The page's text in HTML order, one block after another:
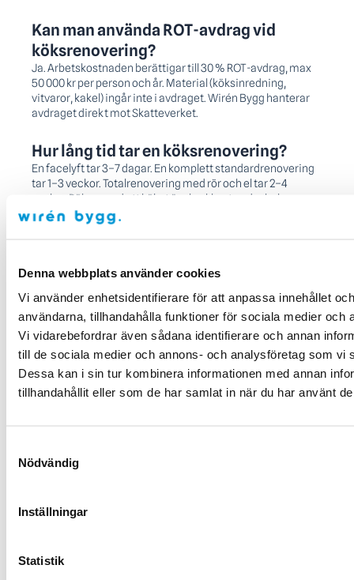
Denna webbplats använder cookies
Vi använder enhetsidentifierare för att anpassa innehållet
användarna, tillhandahålla funktioner för sociala medier och
Vi vidarebefordrar även sådana identifierare och annan
till de sociala medier och annons- och analysföretag som vi
Dessa kan i sin tur kombinera informationen med annan
tillhandahållit eller som de har samlat in när du har använt
Nödvändig
Inställningar
Statistik
Kan man använda ROT-avdrag vid
köksrenovering?
Ja. Arbetskostnaden berättigar till 30 % ROT-avdrag, max
50 000 kr per person och år. Material (köksinredning,
vitvaror, kakel) ingår inte i avdraget. Wirén Bygg hanterar
avdraget direkt mot Skatteverket.
Hur lång tid tar en köksrenovering?
En facelyft tar 3–7 dagar. En komplett standardrenovering
tar 1–3 veckor. Totalrenovering med rör och el tar 2–4
veckor. Räkna med att köket är obrukbart under hela
perioden.
IKEA-stommar med uppgraderade luckor från externa
leverantörer ger ofta bäst pris-kvalitetskvot för
standardhushåll. Vill du ha riktigt lång hållbarhet och känsla
– välj svenska premiumkök som Marbodal eller Kvänum.
Behöver jag bygglov för
köksrenovering?
Normalt inte – köksrenovering kräver inget bygglov. Om du
Vad kostar det att bara byta
Att byta luckor och fronter på ett befintligt kök kostar
blandare för ett rejält facelyft.